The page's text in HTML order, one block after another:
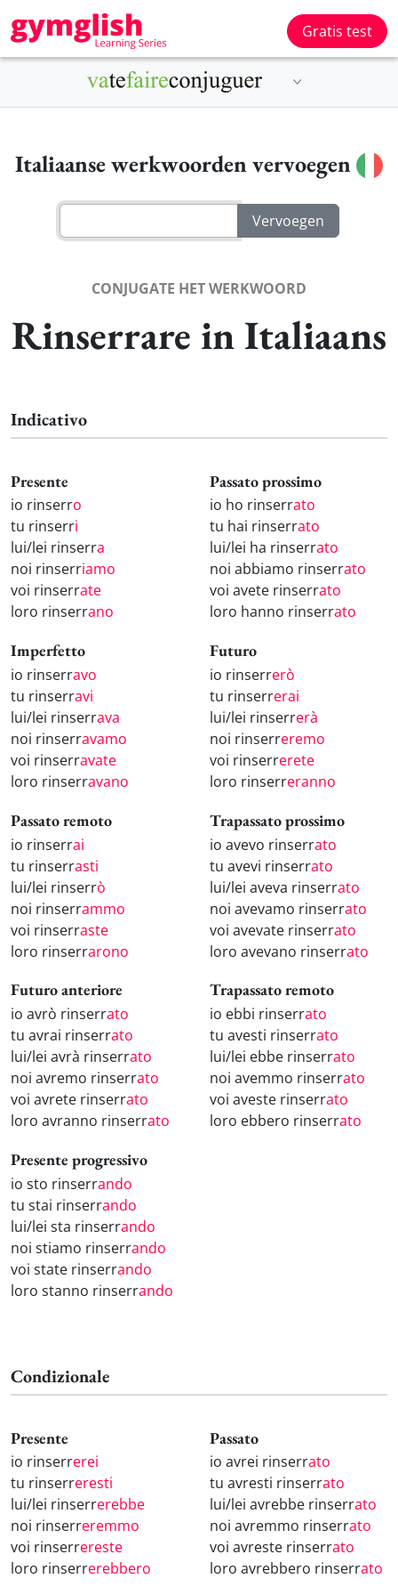
Gratis test
Italiaanse werkwoorden vervoegen
CONJUGATE HET WERKWOORD
Rinserrare in Italiaans
Indicativo
Presente
io rinserro
tu rinserri
lui/lei rinserra
noi rinserriamo
voi rinserrate
loro rinserrano
Passato prossimo
io ho rinserrato
tu hai rinserrato
lui/lei ha rinserrato
noi abbiamo rinserrato
voi avete rinserrato
loro hanno rinserrato
Imperfetto
io rinserravo
tu rinserravi
lui/lei rinserrava
noi rinserravamo
voi rinserravate
loro rinserravano
Futuro
io rinserrerò
tu rinserrerai
lui/lei rinserrerà
noi rinserreremo
voi rinserrerete
loro rinserreranno
Passato remoto
io rinserrai
tu rinserrasti
lui/lei rinserrò
noi rinserrammo
voi rinserraste
loro rinserrarono
Trapassato prossimo
io avevo rinserrato
tu avevi rinserrato
lui/lei aveva rinserrato
noi avevamo rinserrato
voi avevate rinserrato
loro avevano rinserrato
Futuro anteriore
io avrò rinserrato
tu avrai rinserrato
lui/lei avrà rinserrato
noi avremo rinserrato
voi avrete rinserrato
loro avranno rinserrato
Trapassato remoto
io ebbi rinserrato
tu avesti rinserrato
lui/lei ebbe rinserrato
noi avemmo rinserrato
voi aveste rinserrato
loro ebbero rinserrato
Presente progressivo
io sto rinserrando
tu stai rinserrando
lui/lei sta rinserrando
noi stiamo rinserrando
voi state rinserrando
loro stanno rinserrando
Condizionale
Presente
io rinserrerei
tu rinserreresti
lui/lei rinserrerebbe
noi rinserreremmo
voi rinserrereste
loro rinserrerebbero
Passato
io avrei rinserrato
tu avresti rinserrato
lui/lei avrebbe rinserrato
noi avremmo rinserrato
voi avreste rinserrato
loro avrebbero rinserrato